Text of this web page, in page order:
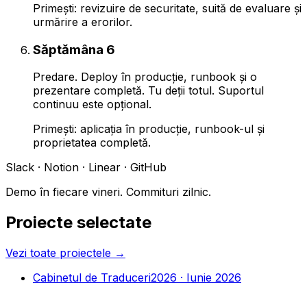
Primești: revizuire de securitate, suită de evaluare și
urmărire a erorilor.
Săptămâna 6
Predare. Deploy în producție, runbook și o
prezentare completă. Tu deții totul. Suportul
continuu este opțional.
Primești: aplicația în producție, runbook-ul și
proprietatea completă.
Slack · Notion · Linear · GitHub
Demo în fiecare vineri. Commituri zilnic.
Proiecte selectate
Vezi toate proiectele →
Cabinetul de Traduceri2026 · Iunie 2026